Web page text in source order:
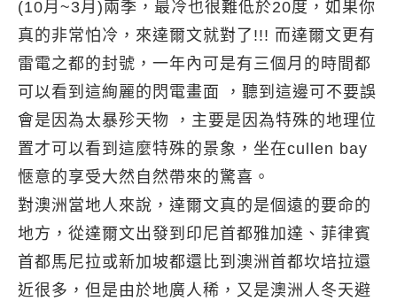
(10月~3月)兩季，最冷也很難低於20度，如果你
真的非常怕冷，來達爾文就對了!!! 而達爾文更有
雷電之都的封號，一年內可是有三個月的時間都
可以看到這絢麗的閃電畫面 ，聽到這邊可不要誤
會是因為太暴殄天物 ，主要是因為特殊的地理位
置才可以看到這麼特殊的景象，坐在cullen bay
愜意的享受大然自然帶來的驚喜。
對澳洲當地人來說，達爾文真的是個遠的要命的
地方，從達爾文出發到印尼首都雅加達、菲律賓
首都馬尼拉或新加坡都還比到澳洲首都坎培拉還
近很多，但是由於地廣人稀，又是澳洲人冬天避